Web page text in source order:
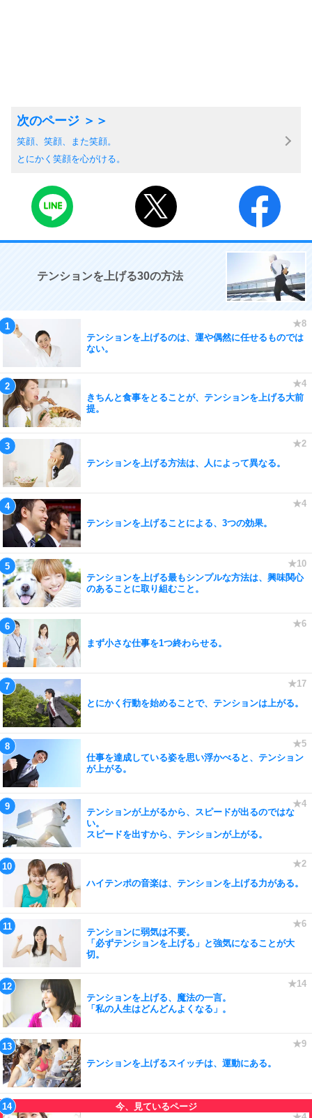
笑顔、笑顔、また笑顔。
とにかく笑顔を心がける。
テンションを上げる30の方法
テンションを上げるのは、運や偶然に任せるものでは
ない。
きちんと食事をとることが、テンションを上げる大前
提。
テンションを上げる方法は、人によって異なる。
テンションを上げることによる、3つの効果。
テンションを上げる最もシンプルな方法は、興味関心
のあることに取り組むこと。
まず小さな仕事を1つ終わらせる。
とにかく行動を始めることで、テンションは上がる。
仕事を達成している姿を思い浮かべると、テンション
が上がる。
テンションが上がるから、スピードが出るのではな
い。
スピードを出すから、テンションが上がる。
ハイテンポの音楽は、テンションを上げる力がある。
テンションに弱気は不要。
「必ずテンションを上げる」と強気になることが大
切。
テンションを上げる、魔法の一言。
「私の人生はどんどんよくなる」。
テンションを上げるスイッチは、運動にある。